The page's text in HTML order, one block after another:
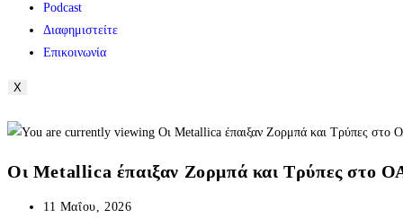
Podcast
Διαφημιστείτε
Επικοινωνία
X
Οι Metallica έπαιξαν Ζορμπά και Τρύπες στο
11 Μαΐου, 2026